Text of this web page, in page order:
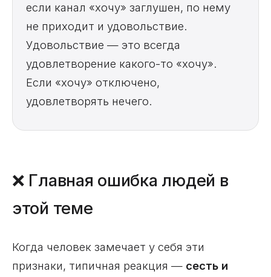
если канал «хочу» заглушен, по нему
не приходит и удовольствие.
Удовольствие — это всегда
удовлетворение какого-то «хочу».
Если «хочу» отключено,
удовлетворять нечего.
❌ Главная ошибка людей в
этой теме
Когда человек замечает у себя эти
признаки, типичная реакция — сесть и